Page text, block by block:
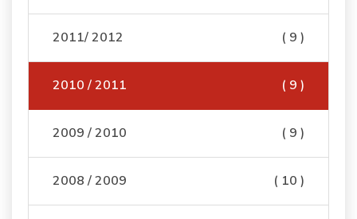
2011/ 2012 ( 9 )
2010 / 2011 ( 9 )
2009 / 2010 ( 9 )
2008 / 2009 ( 10 )